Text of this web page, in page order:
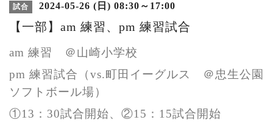
試合 2024-05-26 (日) 08:30～17:00
【一部】am 練習、pm 練習試合
am 練習 ＠山崎小学校
pm 練習試合 （vs.町田イーグルス ＠忠生公園
ソフトボール場）
①13：30試合開始、②15：15試合開始